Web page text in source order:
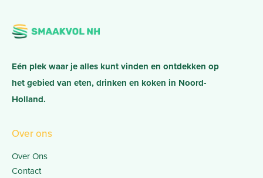
Eén plek waar je alles kunt vinden en ontdekken op
het gebied van eten, drinken en koken in Noord-
Holland.
Over ons
Over Ons
Contact